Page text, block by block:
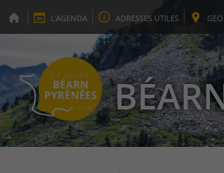
L'AGENDA ADRESSES UTILES GEO